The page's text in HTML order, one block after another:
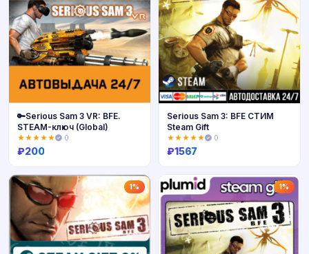
Купить
🔑Serious Sam 3 VR: BFE.
STEAM-ключ (Global)
★★★★★ 0
₽200
Купить
Serious Sam 3: BFE СТИМ
Steam Gift
★★★★★ 0
₽1567
1% 1%